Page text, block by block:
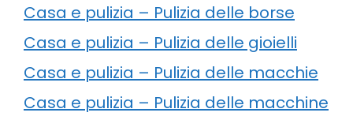
Casa e pulizia – Pulizia delle borse
Casa e pulizia – Pulizia delle gioielli
Casa e pulizia – Pulizia delle macchie
Casa e pulizia – Pulizia delle macchine